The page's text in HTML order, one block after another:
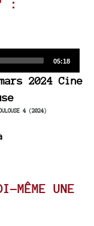
:
Total
05:18
2024 Cine
4 (2024)
MÊME UNE